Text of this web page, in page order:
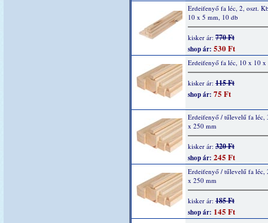
Erdeifenyő fa léc, 2, oszt.
10 x 5 mm, 10 db
kisker ár: 770 Ft
shop ár: 530 Ft
Erdeifenyő fa léc, 10 x 10 x
kisker ár: 115 Ft
shop ár: 75 Ft
Erdeifenyő / tűlevelű fa léc,
x 250 mm
kisker ár: 320 Ft
shop ár: 245 Ft
Erdeifenyő / tűlevelű fa léc,
x 250 mm
kisker ár: 185 Ft
shop ár: 145 Ft